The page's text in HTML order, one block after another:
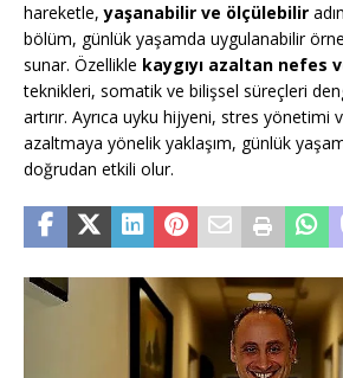
hareketle,yaşanabilir ve ölçülebilir
bölüm, günlük yaşamda uygulanabilir
sunar. Özellikle kaygıyı azaltan nefes
teknikleri, somatik ve bilişsel süreçleri
artırır. Ayrıca uyku hijyeni, stres yönetimi
azaltmaya yönelik yaklaşım, günlük
doğrudan etkili olur.